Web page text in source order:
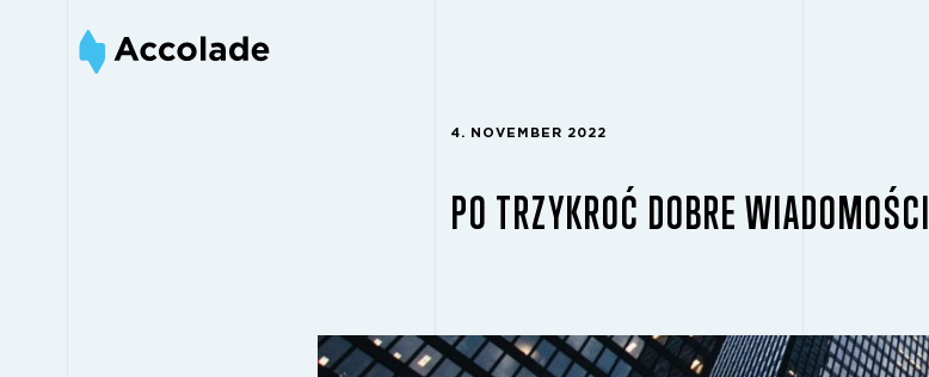
4. NOVEMBER 2022
PO TRZYKROĆ DOBRE WIADOMOŚCI